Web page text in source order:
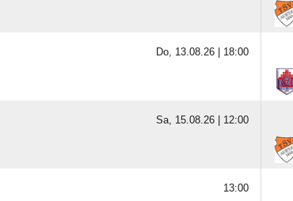
Do, 13.08.26 | 18:00
Sa, 15.08.26 | 12:00
13:00